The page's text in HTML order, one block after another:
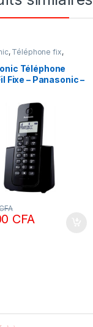
, Téléphone fix,
d'entreprise
Téléphone
Fixe – Panasonic –
CFA